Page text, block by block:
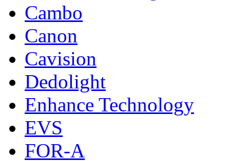
Cambo
Canon
Cavision
Dedolight
Enhance Technology
EVS
FOR-A